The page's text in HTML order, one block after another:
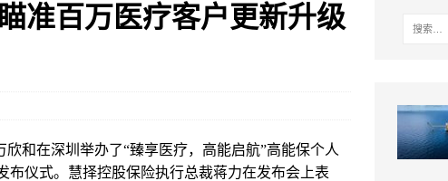
准百万医疗客户更新升级
和在深圳举办了“臻享医疗，高能启航”高能保个人
布仪式。慧择控股保险执行总裁蒋力在发布会上表